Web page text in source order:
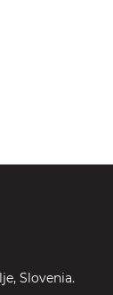
Slovenia.